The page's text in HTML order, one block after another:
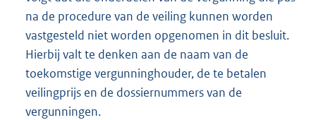
na de procedure van de veiling kunnen worden
vastgesteld niet worden opgenomen in dit besluit.
Hierbij valt te denken aan de naam van de
toekomstige vergunninghouder, de te betalen
veilingprijs en de dossiernummers van de
vergunningen.